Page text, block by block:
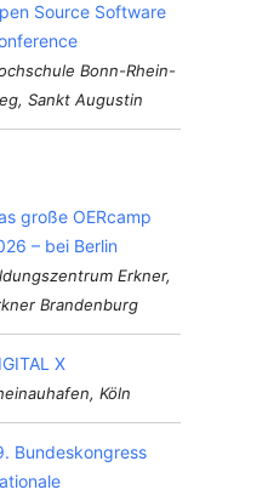
Source Software
Bonn-Rhein-
Sankt Augustin
große OERcamp
– bei Berlin
Erkner,
Brandenburg
X
Köln
Bundeskongress